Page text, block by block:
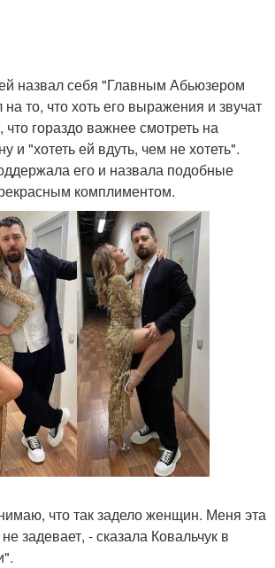
назвал себя "Главным Абьюзером
то, что хоть его выражения и звучат
что гораздо важнее смотреть на
"хотеть ей вдуть, чем не хотеть".
его и назвала подобные
комплиментом.
что так задело женщин. Меня эта
задевает, - сказала Ковальчук в